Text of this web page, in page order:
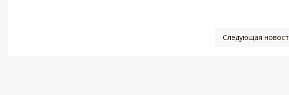
Следующая